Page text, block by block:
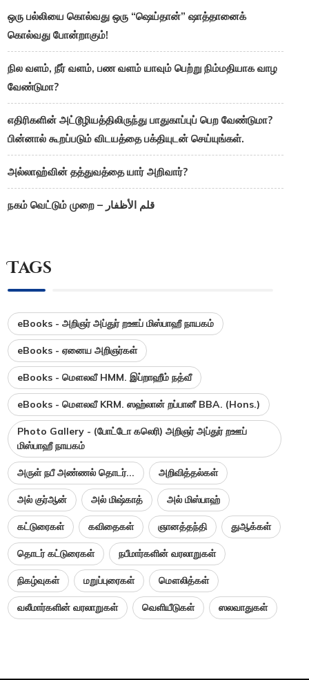
ஒரு பல்லியை கொல்வது ஒரு “ஷெய்தான்” ஷாத்தானைக்
கொல்வது போன்றாகும்!
நில வளம், நீர் வளம், பண வளம் யாவும் பெற்று நிம்மதியாக வாழ
வேண்டுமா?
எதிரிகளின் அட்டூழியத்திலிருந்து பாதுகாப்புப் பெற வேண்டுமா?
பின்னால் கூறப்படும் விடயத்தை பக்தியுடன் செய்யுங்கள்.
அல்லாஹ்வின் தத்துவத்தை யார் அறிவார்?
நகம் வெட்டும் முறை – قلم الأظفار
Tags
eBooks - அறிஞர் அப்துர் றஊப் மிஸ்பாஹீ நாயகம்
eBooks - ஏனைய அறிஞர்கள்
eBooks - மௌலவீ HMM. இப்றாஹீம் நத்வீ
eBooks - மௌலவீ KRM. ஸஹ்லான் றப்பானீ BBA. (Hons.)
Photo Gallery - (போட்டோ கலெரி) அறிஞர் அப்துர் றஊப்
மிஸ்பாஹீ நாயகம்
அருள் நபீ அண்ணல் தொடர்... அறிவித்தல்கள்
அல் குர்ஆன் அல் மிஷ்காத் அல் மிஸ்பாஹ்
கட்டுரைகள் கவிதைகள் ஞானத்தந்தி துஆக்கள்
தொடர் கட்டுரைகள் நபீமார்களின் வரலாறுகள்
நிகழ்வுகள் மறுப்புரைகள் மௌலித்கள்
வலீமார்களின் வரலாறுகள் வெளியீடுகள் ஸலவாதுகள்